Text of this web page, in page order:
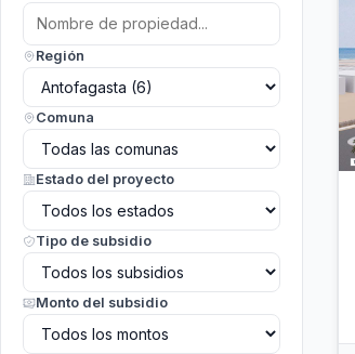
Región
Comuna
Estado del proyecto
Tipo de subsidio
Monto del subsidio